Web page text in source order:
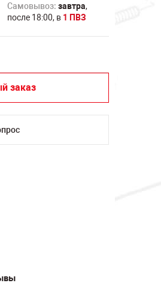
Самовывоз: завтра,
после 18:00, в 1 ПВЗ
заказ